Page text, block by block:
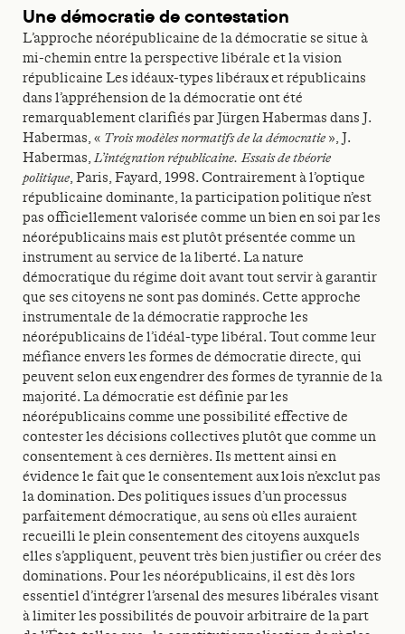
Une démocratie de contestation
L’approche néorépublicaine de la démocratie se situe à
mi-chemin entre la perspective libérale et la vision
républicaine Les idéaux-types libéraux et républicains
dans l’appréhension de la démocratie ont été
remarquablement clarifiés par Jürgen Habermas dans J.
Habermas, « Trois modèles normatifs de la démocratie », J.
Habermas,L’intégration républicaine. Essais de théorie
politique, Paris, Fayard, 1998. Contrairement à l’optique
républicaine dominante, la participation politique n’est
pas officiellement valorisée comme un bien en soi par les
néorépublicains mais est plutôt présentée comme un
instrument au service de la liberté. La nature
démocratique du régime doit avant tout servir à garantir
que ses citoyens ne sont pas dominés. Cette approche
instrumentale de la démocratie rapproche les
néorépublicains de l’idéal-type libéral. Tout comme leur
méfiance envers les formes de démocratie directe, qui
peuvent selon eux engendrer des formes de tyrannie de la
majorité. La démocratie est définie par les
néorépublicains comme une possibilité effective de
contester les décisions collectives plutôt que comme un
consentement à ces dernières. Ils mettent ainsi en
évidence le fait que le consentement aux lois n’exclut pas
la domination. Des politiques issues d’un processus
parfaitement démocratique, au sens où elles auraient
recueilli le plein consentement des citoyens auxquels
elles s’appliquent, peuvent très bien justifier ou créer des
dominations. Pour les néorépublicains, il est dès lors
essentiel d’intégrer l’arsenal des mesures libérales visant
à limiter les possibilités de pouvoir arbitraire de la part